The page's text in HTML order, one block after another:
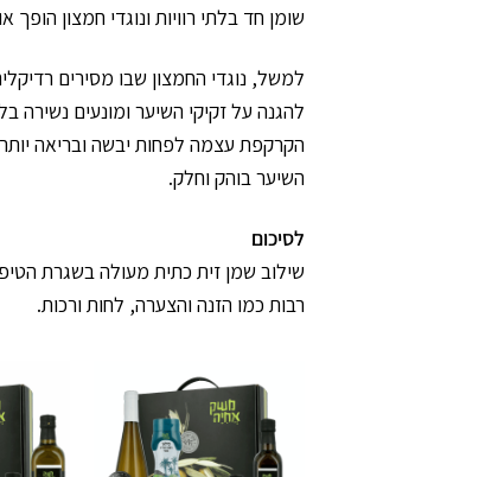
שומן חד בלתי רוויות ונוגדי חמצון
למשל, נוגדי החמצון שבו מסירים
להגנה על זקיקי השיער ומונעים נשירה
הקרקפת עצמה לפחות יבשה ובריאה
השיער בוהק וחלק.
לסיכום
שילוב שמן זית כתית מעולה בשגרת
רבות כמו הזנה והצערה, לחות ורכות.